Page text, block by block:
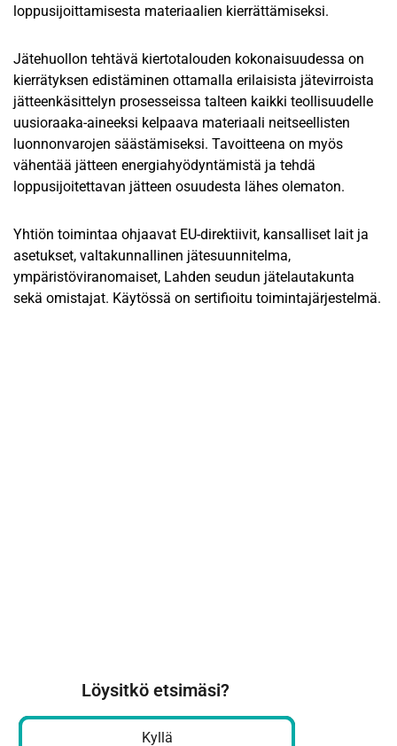
loppusijoittamisesta materiaalien kierrättämiseksi.
Jätehuollon tehtävä kiertotalouden kokonaisuudessa on
kierrätyksen edistäminen ottamalla erilaisista jätevirroista
jätteenkäsittelyn prosesseissa talteen kaikki teollisuudelle
uusioraaka-aineeksi kelpaava materiaali neitseellisten
luonnonvarojen säästämiseksi. Tavoitteena on myös
vähentää jätteen energiahyödyntämistä ja tehdä
loppusijoitettavan jätteen osuudesta lähes olematon.
Yhtiön toimintaa ohjaavat EU-direktiivit, kansalliset lait ja
asetukset, valtakunnallinen jätesuunnitelma,
ympäristöviranomaiset, Lahden seudun jätelautakunta
sekä omistajat. Käytössä on sertifioitu toimintajärjestelmä.
Löysitkö etsimäsi?
Kyllä